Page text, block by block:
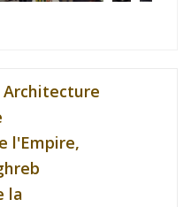
l'Empire,
la